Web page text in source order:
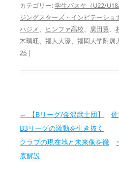
カテゴリー:学生バスケ（U22/
ジングスターズ・インビテーショ
ハジメ、 ヒンファ高校、 廣田翼、
木璃旺、 福大大濠、 福岡大学附属
26 |
投稿ナビゲーション
←
【Bリーグ/金沢武士団】
B3リーグの激動を生き抜く
クラブの現在地と未来像を徹
底解説